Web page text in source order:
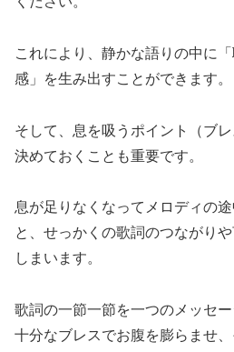
これにより、静かな語りの中に
感」を生み出すことができます。
そして、息を吸うポイント（ブ
決めておくことも重要です。
息が足りなくなってメロディの
と、せっかくの歌詞のつながり
しまいます。
歌詞の一節一節を一つのメッセー
十分なブレスでお腹を膨らませ